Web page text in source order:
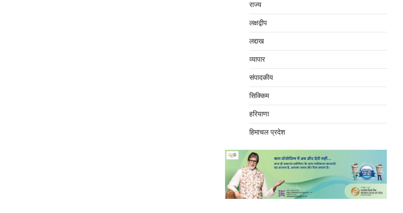
राज्य
लक्षद्वीप
लद्दाख
व्यापार
संपादकीय
सिक्किम
हरियाणा
हिमाचल प्रदेश